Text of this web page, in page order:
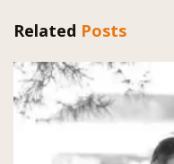
Related Posts